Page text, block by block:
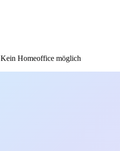
Kein Homeoffice möglich